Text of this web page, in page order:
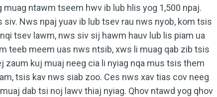
ntawm tseem hwv ib lub hlis yog 1,500 npaj.
Nws npaj yuav ib lub tsev rau nws nyob, kom tsis
tsev lawm, nws siv sij hawm hauv lub lis piam ua
teeb meem uas nws ntsib, xws li muag qab zib tsis
kuj muaj neeg cia li nyiag nqa mus tsis them
tsis kav nws siab zoo. Ces nws xav tias cov neeg
dab tsi noj lawv thiaj nyiag. Qhov ntawd yog qhov